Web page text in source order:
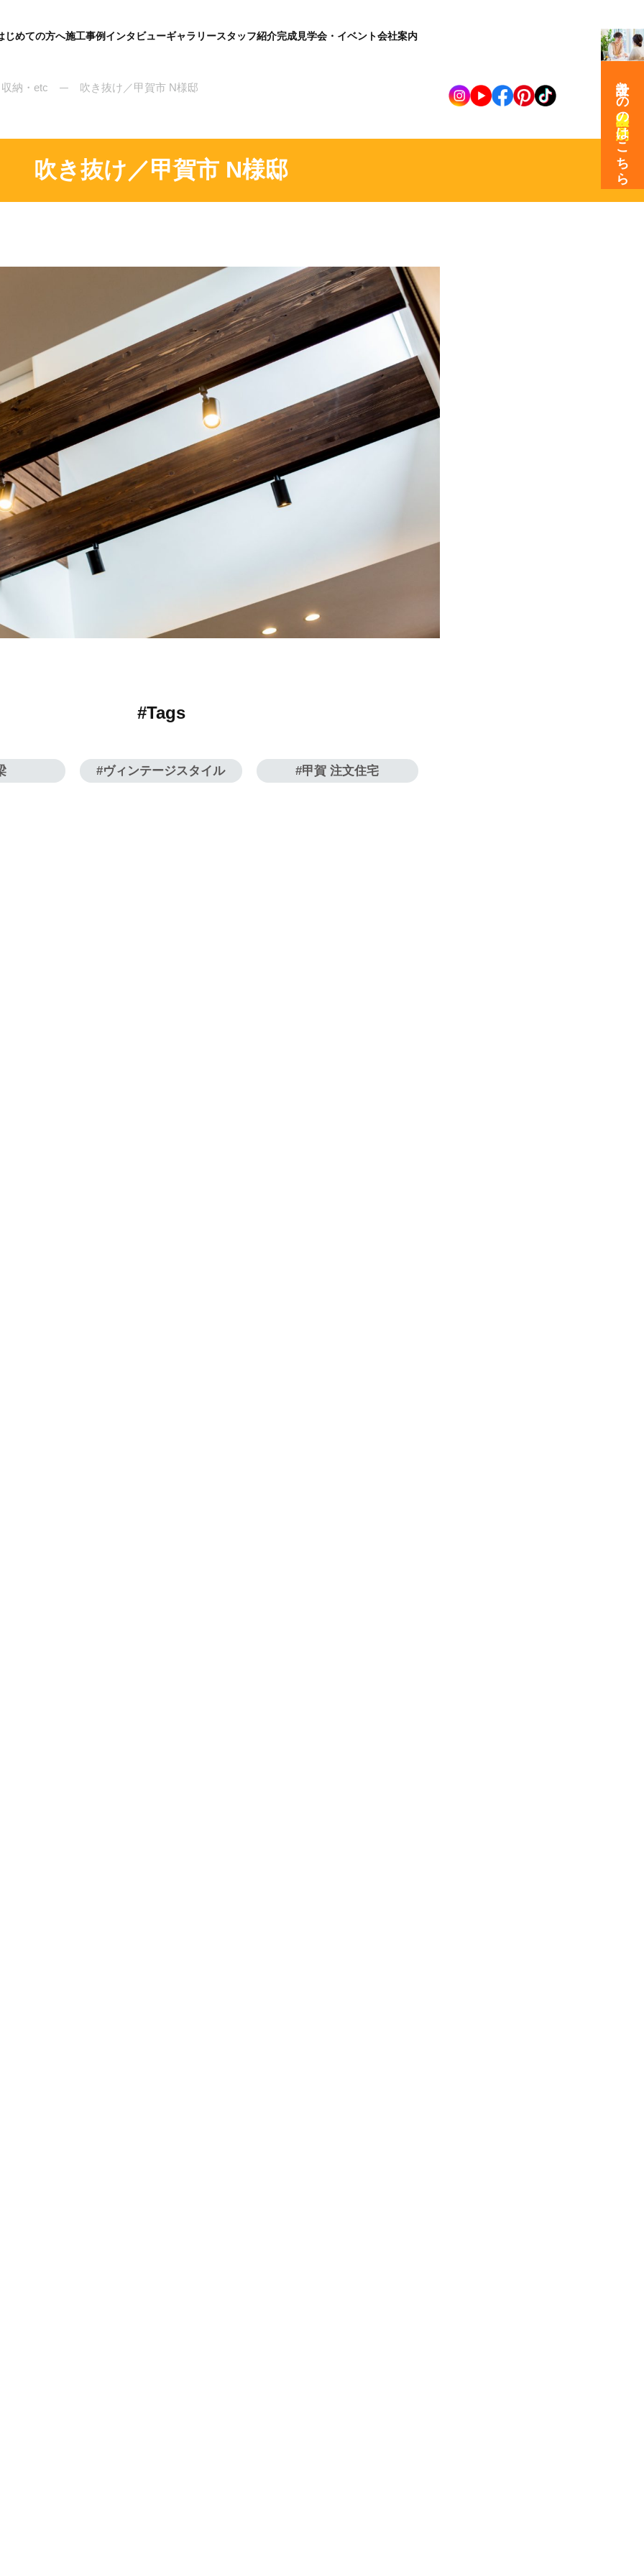
じめての方へ施工事例インタビューギャラリースタッフ紹介完成見学会・イベント会社案内
納・etc 吹き抜け／甲賀市 N様邸
吹き抜け／甲賀市 N様邸
#Tags
ヴィンテージスタイル 甲賀 注文住宅
設計士との
の
はこちら